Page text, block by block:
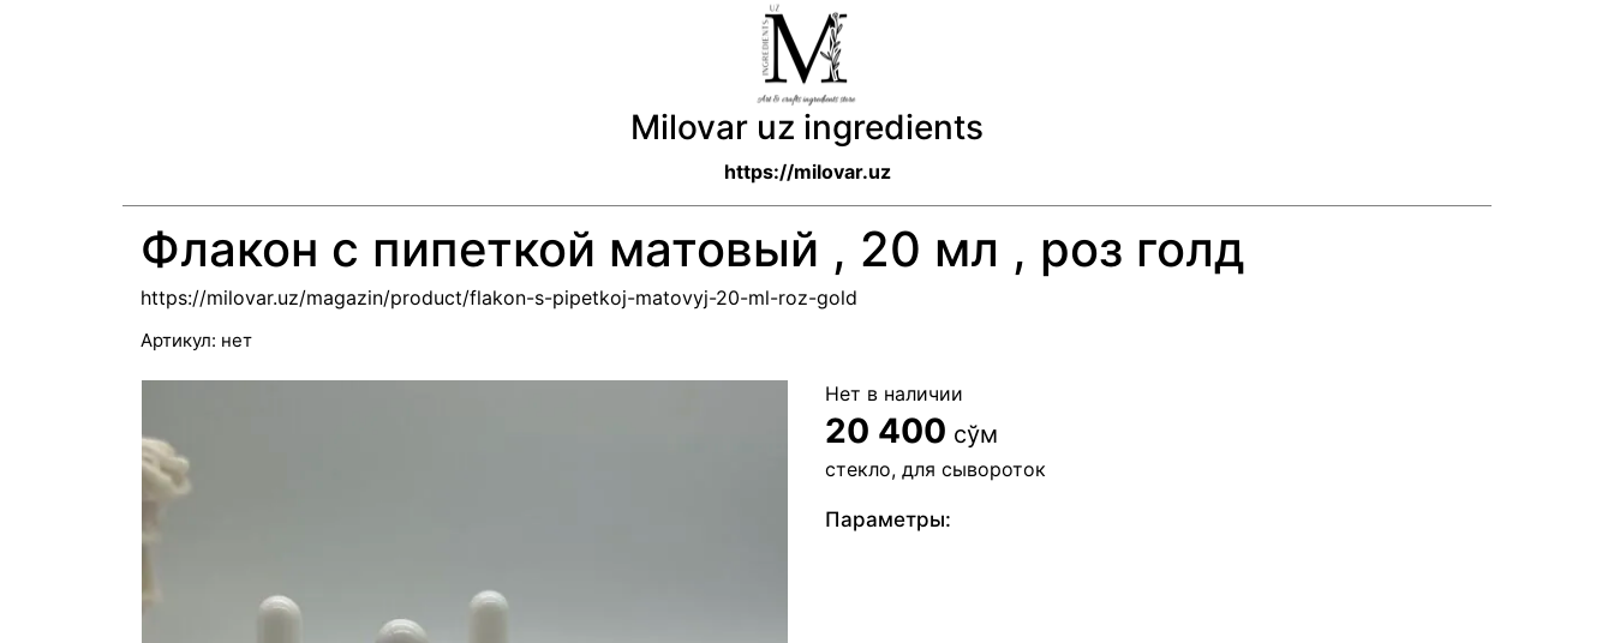
Milovar uz ingredients
https://milovar.uz
Флакон с пипеткой матовый , 20 мл , роз голд
https://milovar.uz/magazin/product/flakon-s-pipetkoj-matovyj-20-ml-roz-gold
Артикул: нет
Нет в наличии
20 400 сўм
стекло, для сывороток
Параметры: